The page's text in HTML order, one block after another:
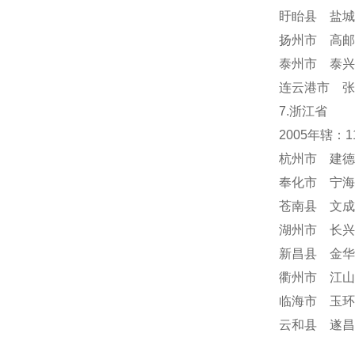
盱眙县 盐
扬州市 高
泰州市 泰
连云港市 张
7.浙江省
2005年辖：
杭州市 建
奉化市 宁
苍南县 文
湖州市 长
新昌县 金
衢州市 江
临海市 玉
云和县 遂